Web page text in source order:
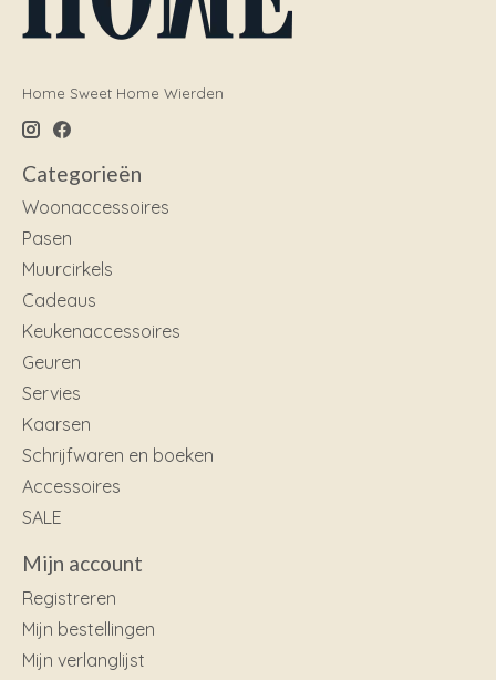
Home Sweet Home Wierden
Categorieën
Woonaccessoires
Pasen
Muurcirkels
Cadeaus
Keukenaccessoires
Geuren
Servies
Kaarsen
Schrijfwaren en boeken
Accessoires
SALE
Mijn account
Registreren
Mijn bestellingen
Mijn verlanglijst